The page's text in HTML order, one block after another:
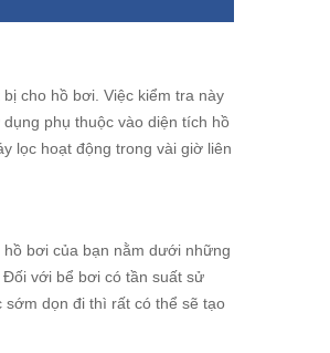
cho hồ bơi. Việc kiểm tra này
phụ thuộc vào diện tích hồ
lọc hoạt động trong vài giờ liên
bơi của bạn nằm dưới những
với bể bơi có tần suất sử
dọn đi thì rất có thể sẽ tạo